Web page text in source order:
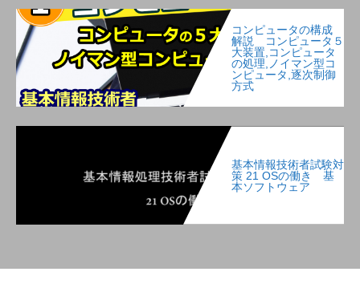
コンピュータの構成
解説 コンピュータ５
大装置,コンピュータ
の処理,ノイマン型コ
ンピュータ,逐次制御
方式
基本情報技術者試験対
策 21 OSの働き 基
本ソフトウェア